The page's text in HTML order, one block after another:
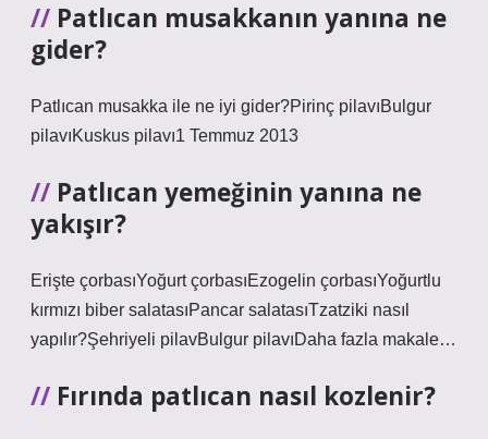
Patlıcan musakkanın yanına ne
gider?
Patlıcan musakka ile ne iyi gider?Pirinç pilavıBulgur
pilavıKuskus pilavı1 Temmuz 2013
Patlıcan yemeğinin yanına ne
yakışır?
Erişte çorbasıYoğurt çorbasıEzogelin çorbasıYoğurtlu
kırmızı biber salatasıPancar salatasıTzatziki nasıl
yapılır?Şehriyeli pilavBulgur pilavıDaha fazla makale…
Fırında patlıcan nasıl kozlenir?